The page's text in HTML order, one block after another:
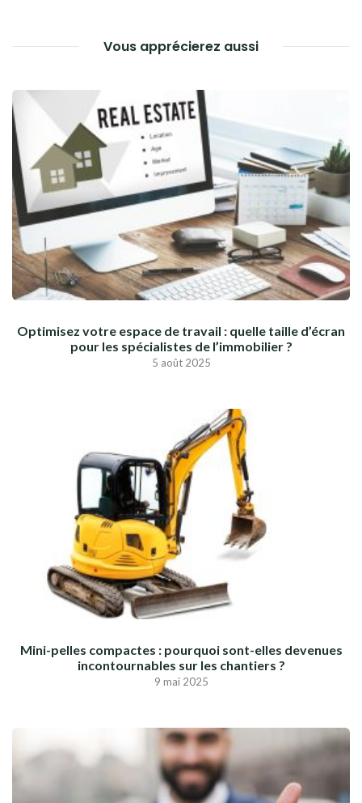
Vous apprécierez aussi
Optimisez votre espace de travail : quelle taille d’écran
pour les spécialistes de l’immobilier ?
5 août 2025
Mini-pelles compactes : pourquoi sont-elles devenues
incontournables sur les chantiers ?
9 mai 2025